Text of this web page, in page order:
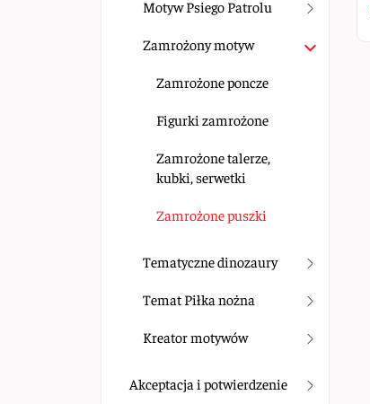
Motyw Psiego Patrolu
Zamrożony motyw
Zamrożone poncze
Figurki zamrożone
Zamrożone talerze,
kubki, serwetki
Zamrożone puszki
Tematyczne dinozaury
Temat Piłka nożna
Kreator motywów
Akceptacja i potwierdzenie